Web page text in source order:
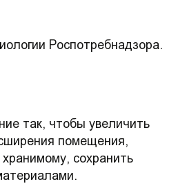
Роспотребнадзора.
так, чтобы увеличить
помещения,
хранимому, сохранить